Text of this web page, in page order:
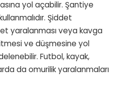
yol açabilir. Şantiye
Şiddet
yaralanması veya kavga
itmesi ve düşmesine yol
Futbol, kayak,
da omurilik yaralanmaları